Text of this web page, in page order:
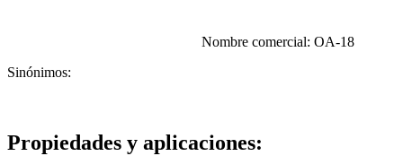
Nombre comercial: OA-18
Sinónimos:
Propiedades y aplicaciones: